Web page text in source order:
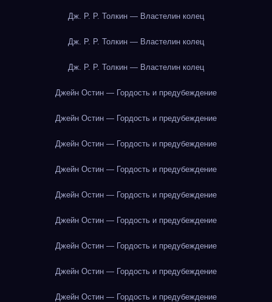
Дж. Р. Р. Толкин — Властелин колец
Дж. Р. Р. Толкин — Властелин колец
Дж. Р. Р. Толкин — Властелин колец
Джейн Остин — Гордость и предубеждение
Джейн Остин — Гордость и предубеждение
Джейн Остин — Гордость и предубеждение
Джейн Остин — Гордость и предубеждение
Джейн Остин — Гордость и предубеждение
Джейн Остин — Гордость и предубеждение
Джейн Остин — Гордость и предубеждение
Джейн Остин — Гордость и предубеждение
Джейн Остин — Гордость и предубеждение